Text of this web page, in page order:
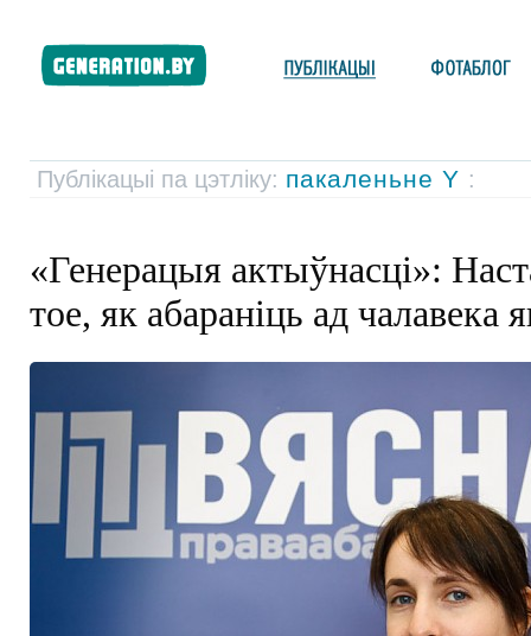
Публікацыі па цэтліку: пакаленьне Y :
«Генерацыя актыўнасці»:
тое, як абараніць ад чалавека